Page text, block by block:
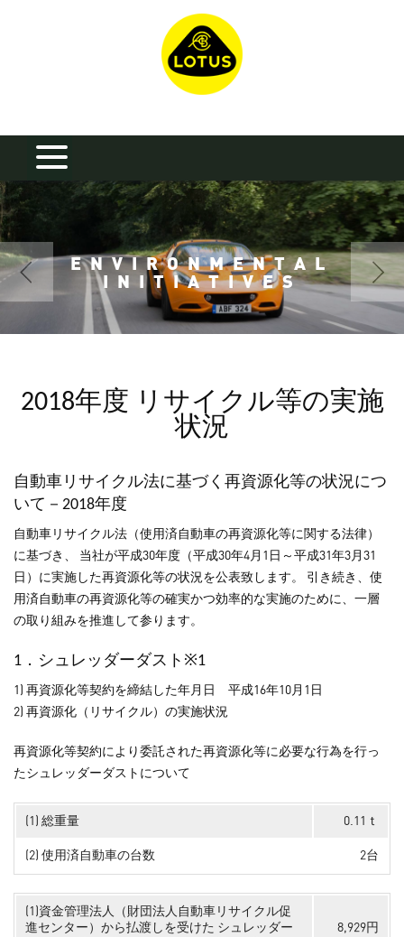
ENVIRONMENTAL
INITIATIVES
2018年度 リサイクル等の実施
状況
自動車リサイクル法に基づく再資源化等の状況につ
いて－2018年度
自動車リサイクル法（使用済自動車の再資源化等に関する法律）
に基づき、 当社が平成30年度（平成30年4月1日～平成31年3月31
日）に実施した再資源化等の状況を公表致します。 引き続き、使
用済自動車の再資源化等の確実かつ効率的な実施のために、一層
の取り組みを推進して参ります。
1．シュレッダーダスト※1
1) 再資源化等契約を締結した年月日 平成16年10月1日
2) 再資源化（リサイクル）の実施状況
再資源化等契約により委託された再資源化等に必要な行為を行っ
たシュレッダーダストについて
(1) 総重量 0.11ｔ
(2) 使用済自動車の台数 2台
(1)資金管理法人（財団法人自動車リサイクル促
進センター）から払渡しを受けた シュレッダー
8,929円